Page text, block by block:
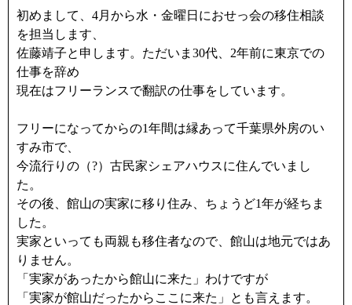
初めまして、4月から水・金曜日におせっ会の移住相談
を担当します、
佐藤靖子と申します。ただいま30代、2年前に東京での
仕事を辞め
現在はフリーランスで翻訳の仕事をしています。
フリーになってからの1年間は縁あって千葉県外房のい
すみ市で、
今流行りの（?）古民家シェアハウスに住んでいまし
た。
その後、館山の実家に移り住み、ちょうど1年が経ちま
した。
実家といっても両親も移住者なので、館山は地元ではあ
りません。
「実家があったから館山に来た」わけですが
「実家が館山だったからここに来た」とも言えます。